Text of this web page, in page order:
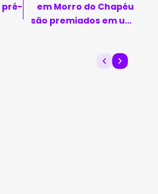
pré-
em Morro do Chapéu
são premiados em um